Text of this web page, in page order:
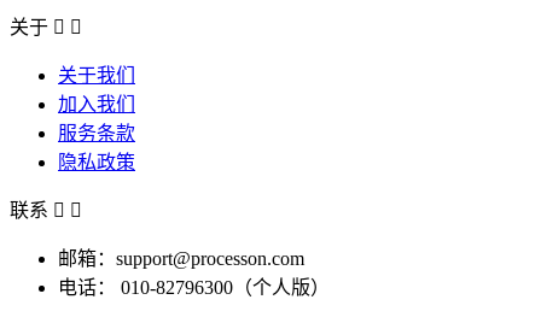
关于  
关于我们
加入我们
服务条款
隐私政策
联系  
邮箱：support@processon.com
电话：
010-82796300（个人版）